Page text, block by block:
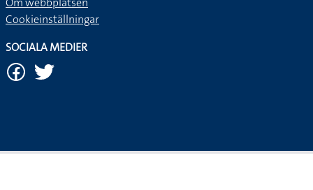
Cookieinställningar
SOCIALA MEDIER